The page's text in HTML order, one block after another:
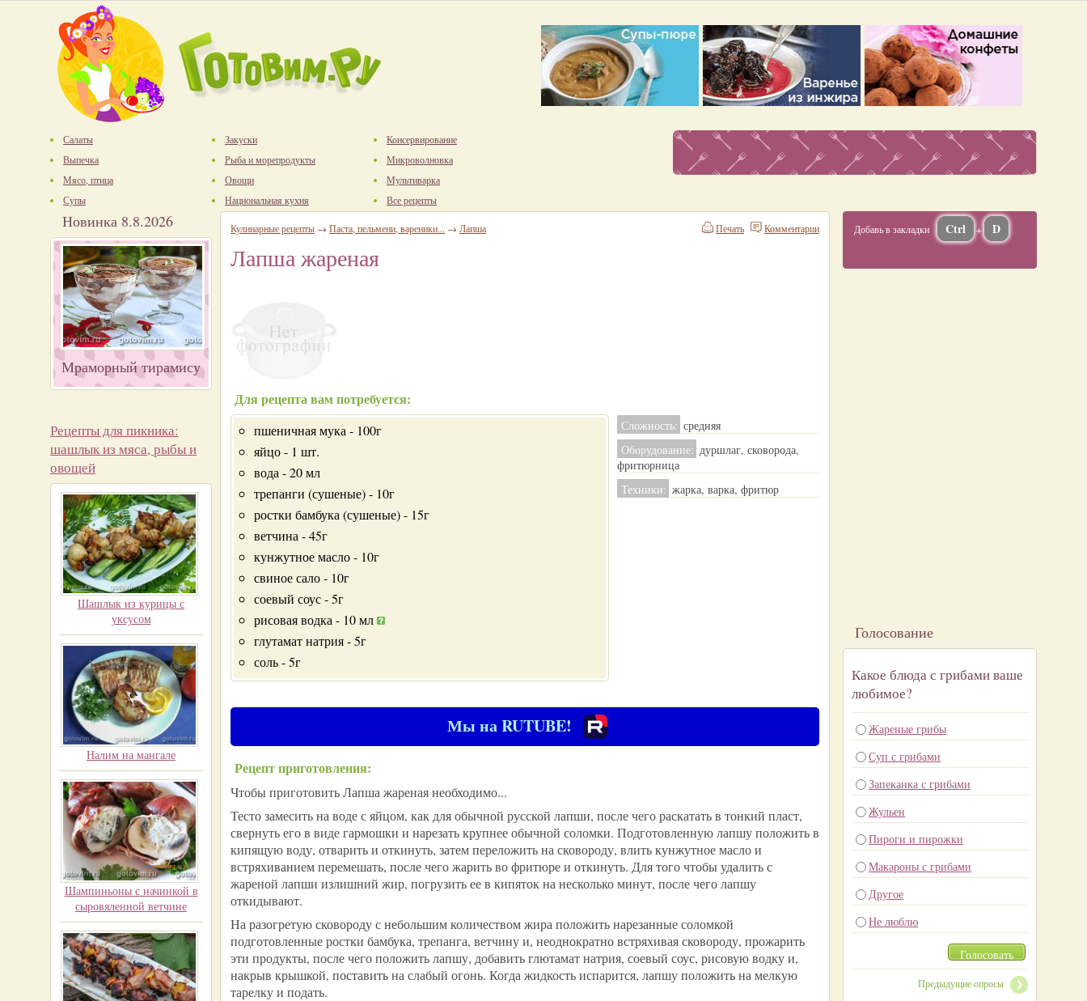
Салаты
Выпечка
Мясо, птица
Супы
Закуски
Рыба и морепродукты
Овощи
Национальная кухня
Консервирование
Микроволновка
Мультиварка
Все рецепты
Новинка 8.8.2026
Мраморный тирамису
Рецепты для пикника:
шашлык из мяса, рыбы и
овощей
Шашлык из курицы с
уксусом
Налим на мангале
Шампиньоны с начинкой в
сыровяленной ветчине
Комментарии
Печать
Кулинарные рецепты → Паста, пельмени, вареники... → Лапша
Лапша жареная
Сложность: средняя
Оборудование: дуршлаг, сковорода,
фритюрница
Техники: жарка, варка, фритюр
Для рецепта вам потребуется:
пшеничная мука - 100г
яйцо - 1 шт.
вода - 20 мл
трепанги (сушеные) - 10г
ростки бамбука (сушеные) - 15г
ветчина - 45г
кунжутное масло - 10г
свиное сало - 10г
соевый соус - 5г
рисовая водка - 10 мл
глутамат натрия - 5г
соль - 5г
Мы на RUTUBE!
Рецепт приготовления:
Чтобы приготовить Лапша жареная необходимо...
Тесто замесить на воде с яйцом, как для обычной русской лапши, после чего раскатать в тонкий пласт,
свернуть его в виде гармошки и нарезать крупнее обычной соломки. Подготовленную лапшу положить в
кипящую воду, отварить и откинуть, затем переложить на сковороду, влить кунжутное масло и
встряхиванием перемешать, после чего жарить во фритюре и откинуть. Для того чтобы удалить с
жареной лапши излишний жир, погрузить ее в кипяток на несколько минут, после чего лапшу
откидывают.
На разогретую сковороду с небольшим количеством жира положить нарезанные соломкой
подготовленные ростки бамбука, трепанга, ветчину и, неоднократно встряхивая сковороду, прожарить
эти продукты, после чего положить лапшу, добавить глютамат натрия, соевый соус, рисовую водку и,
накрыв крышкой, поставить на слабый огонь. Когда жидкость испарится, лапшу положить на мелкую
тарелку и подать.
Добавь в закладки Ctrl + D
Голосование
Какое блюда с грибами ваше
любимое?
Жареные грибы
Суп с грибами
Запеканка с грибами
Жульен
Пироги и пирожки
Макароны с грибами
Другое
Не люблю
Голосовать
Предыдущие опросы